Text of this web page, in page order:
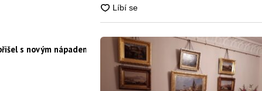
s novým nápadem. Koho se to dotkne a kolik dostaneme